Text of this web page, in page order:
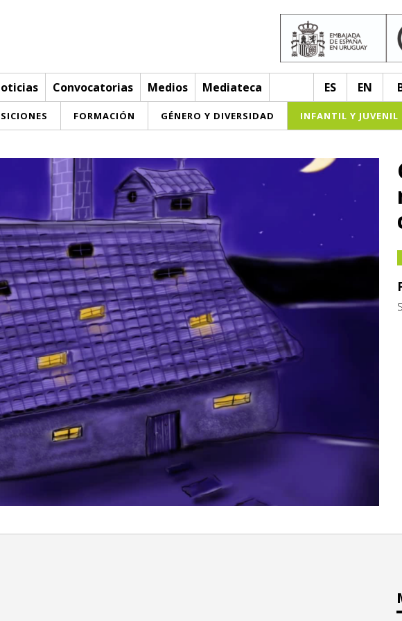
Convocatorias Medios Mediateca ES EN
FORMACIÓN GÉNERO Y DIVERSIDAD INFANTIL Y JUVENIL